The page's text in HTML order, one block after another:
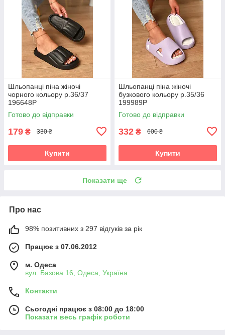
Шльопанці піна жіночі
чорного кольору р.36/37
196648P
Готово до відправки
179 ₴ 330 ₴
Купити
Шльопанці піна жіночі
бузкового кольору р.35/36
199989P
Готово до відправки
332 ₴ 600 ₴
Купити
Показати ще
Про нас
98% позитивних з 297 відгуків за рік
Працює з 07.06.2012
м. Одеса
вул. Базова 16, Одеса, Україна
Контакти
Сьогодні працює з 08:00 до 18:00
Показати весь графік роботи